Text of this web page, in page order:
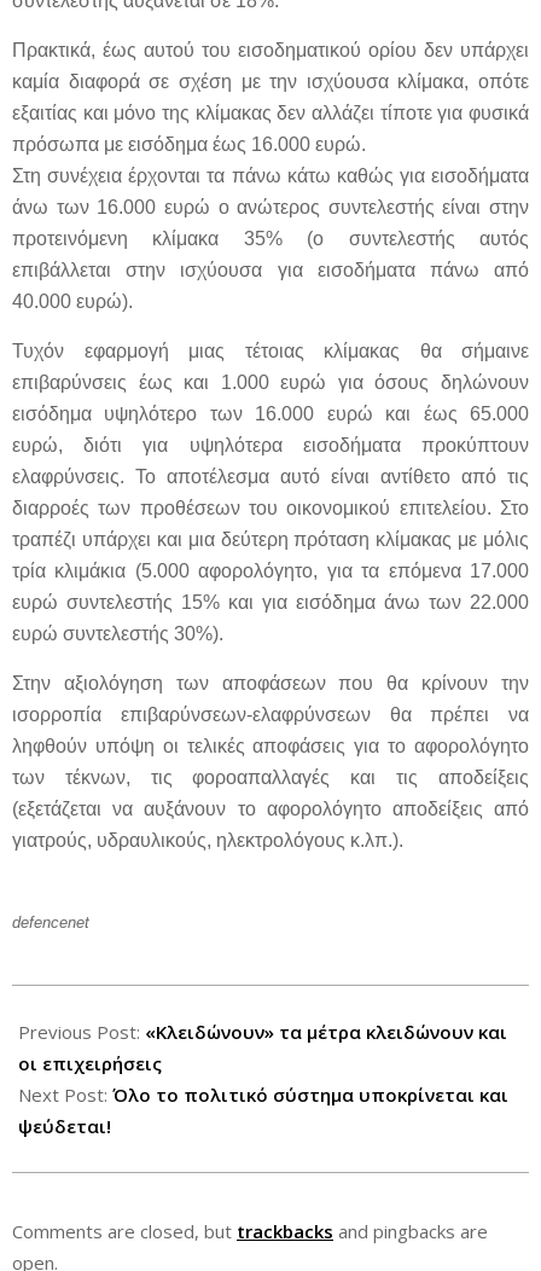
Πρακτικά, έως αυτού του εισοδηματικού ορίου δεν υπάρχει
καμία διαφορά σε σχέση με την ισχύουσα κλίμακα, οπότε
εξαιτίας και μόνο της κλίμακας δεν αλλάζει τίποτε για φυσικά
πρόσωπα με εισόδημα έως 16.000 ευρώ.
Στη συνέχεια έρχονται τα πάνω κάτω καθώς για εισοδήματα
άνω των 16.000 ευρώ ο ανώτερος συντελεστής είναι στην
προτεινόμενη κλίμακα 35% (ο συντελεστής αυτός
επιβάλλεται στην ισχύουσα για εισοδήματα πάνω από
40.000 ευρώ).
Τυχόν εφαρμογή μιας τέτοιας κλίμακας θα σήμαινε
επιβαρύνσεις έως και 1.000 ευρώ για όσους δηλώνουν
εισόδημα υψηλότερο των 16.000 ευρώ και έως 65.000
ευρώ, διότι για υψηλότερα εισοδήματα προκύπτουν
ελαφρύνσεις. Το αποτέλεσμα αυτό είναι αντίθετο από τις
διαρροές των προθέσεων του οικονομικού επιτελείου. Στο
τραπέζι υπάρχει και μια δεύτερη πρόταση κλίμακας με μόλις
τρία κλιμάκια (5.000 αφορολόγητο, για τα επόμενα 17.000
ευρώ συντελεστής 15% και για εισόδημα άνω των 22.000
ευρώ συντελεστής 30%).
Στην αξιολόγηση των αποφάσεων που θα κρίνουν την
ισορροπία επιβαρύνσεων-ελαφρύνσεων θα πρέπει να
ληφθούν υπόψη οι τελικές αποφάσεις για το αφορολόγητο
των τέκνων, τις φοροαπαλλαγές και τις αποδείξεις
(εξετάζεται να αυξάνουν το αφορολόγητο αποδείξεις από
γιατρούς, υδραυλικούς, ηλεκτρολόγους κ.λπ.).
defencenet
09-
29
Previous Post: «Κλειδώνουν» τα μέτρα κλειδώνουν και
οι επιχειρήσεις
Next Post: Όλο το πολιτικό σύστημα υποκρίνεται και
ψεύδεται!
Comments are closed, but trackbacks and pingbacks are
open.